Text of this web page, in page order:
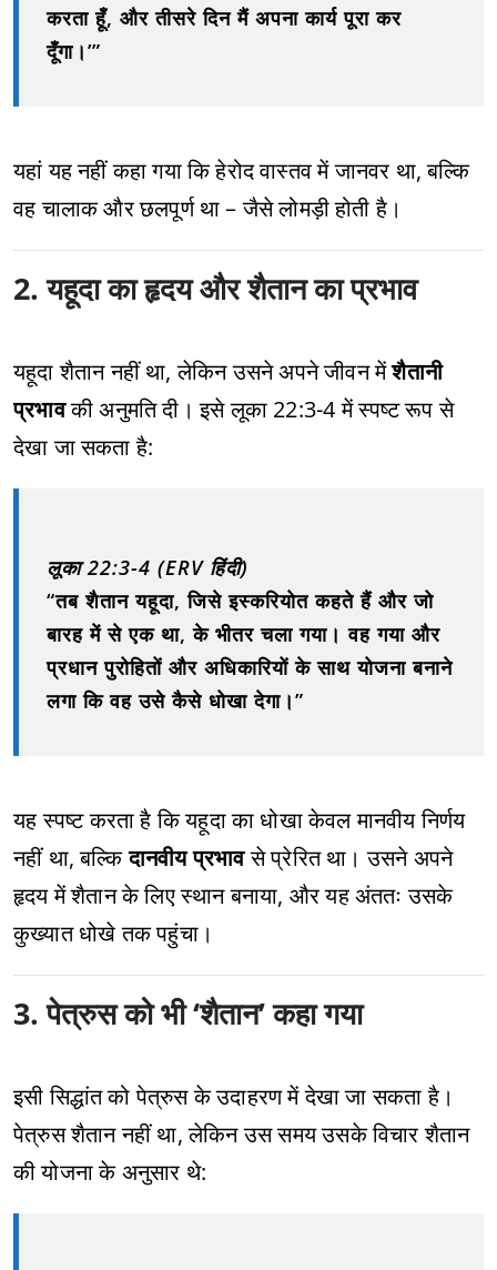
करता हूँ, और तीसरे दिन मैं अपना कार्य पूरा कर
दूँगा।’”
यहां यह नहीं कहा गया कि हेरोद वास्तव में जानवर था, बल्कि
वह चालाक और छलपूर्ण था – जैसे लोमड़ी होती है।
2. यहूदा का हृदय और शैतान का प्रभाव
यहूदा शैतान नहीं था, लेकिन उसने अपने जीवन मेंशैतानी
प्रभावकी अनुमति दी। इसे लूका 22:3-4 में स्पष्ट रूप से
देखा जा सकता है:
लूका 22:3-4 (ERV हिंदी)
“तब शैतान यहूदा, जिसे इस्करियोत कहते हैं और जो
बारह में से एक था, के भीतर चला गया। वह गया और
प्रधान पुरोहितों और अधिकारियों के साथ योजना बनाने
लगा कि वह उसे कैसे धोखा देगा।”
यह स्पष्ट करता है कि यहूदा का धोखा केवल मानवीय निर्णय
नहीं था, बल्किदानवीय प्रभावसे प्रेरित था। उसने अपने
हृदय में शैतान के लिए स्थान बनाया, और यह अंततः उसके
कुख्यात धोखे तक पहुंचा।
3. पेत्रुस को भी ‘शैतान’ कहा गया
इसी सिद्धांत को पेत्रुस के उदाहरण में देखा जा सकता है।
पेत्रुस शैतान नहीं था, लेकिन उस समय उसके विचार शैतान
की योजना के अनुसार थे: